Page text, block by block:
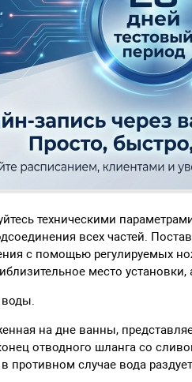
техническими
всех частей.
с помощью регулируемых
место
на дне ванны,
отводного шланга со
противном случае вода